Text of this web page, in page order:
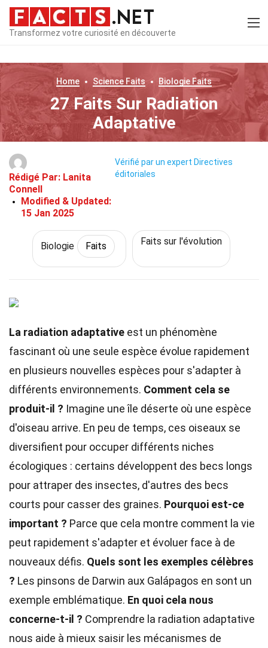
Transformez votre curiosité en découverte
Home Science Faits Biologie Faits
27 Faits Sur Radiation
Adaptative
Rédigé Par: Lanita
Connell
Modified & Updated:
15 Jan 2025
Vérifié par un expert Directives
éditoriales
Biologie Faits Faits sur l'évolution
La radiation adaptative est un phénomène
fascinant où une seule espèce évolue rapidement
en plusieurs nouvelles espèces pour s'adapter à
différents environnements. Comment cela se
produit-il ? Imagine une île déserte où une espèce
d'oiseau arrive. En peu de temps, ces oiseaux se
diversifient pour occuper différents niches
écologiques : certains développent des becs longs
pour attraper des insectes, d'autres des becs
courts pour casser des graines. Pourquoi est-ce
important ? Parce que cela montre comment la vie
peut rapidement s'adapter et évoluer face à de
nouveaux défis. Quels sont les exemples célèbres
? Les pinsons de Darwin aux Galápagos en sont un
exemple emblématique. En quoi cela nous
concerne-t-il ? Comprendre la radiation adaptative
nous aide à mieux saisir les mécanismes de